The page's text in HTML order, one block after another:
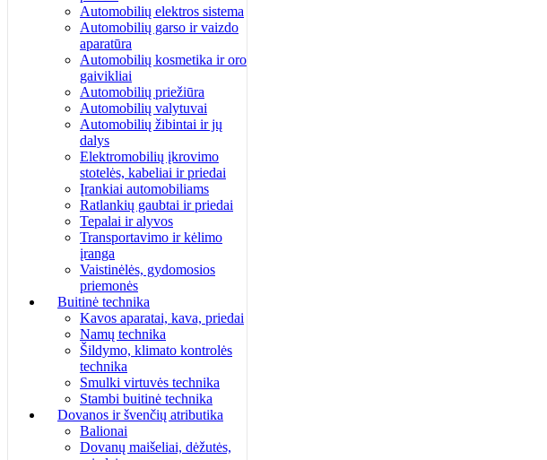
Automobilių elektros sistema
Automobilių garso ir vaizdo
aparatūra
Automobilių kosmetika ir oro
gaivikliai
Automobilių priežiūra
Automobilių valytuvai
Automobilių žibintai ir jų
dalys
Elektromobilių įkrovimo
stotelės, kabeliai ir priedai
Įrankiai automobiliams
Ratlankių gaubtai ir priedai
Tepalai ir alyvos
Transportavimo ir kėlimo
įranga
Vaistinėlės, gydomosios
priemonės
Buitinė technika
Kavos aparatai, kava, priedai
Namų technika
Šildymo, klimato kontrolės
technika
Smulki virtuvės technika
Stambi buitinė technika
Dovanos ir švenčių atributika
Balionai
Dovanų maišeliai, dėžutės,